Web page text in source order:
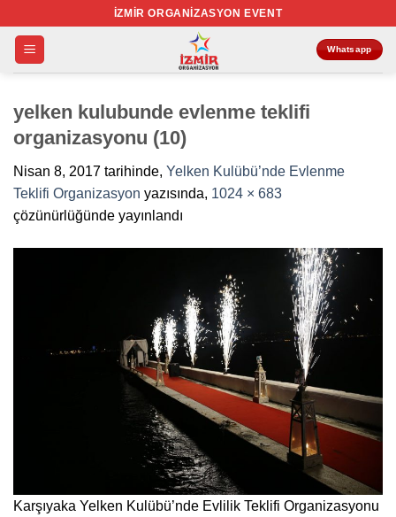
atla
İZMIR ORGANIZASYON EVENT
Whatsapp
yelken kulubunde evlenme teklifi
organizasyonu (10)
Nisan 8, 2017 tarihinde, Yelken Kulübü’nde Evlenme
Teklifi Organizasyon yazısında, 1024 × 683
çözünürlüğünde yayınlandı
Karşıyaka Yelken Kulübü’nde Evlilik Teklifi Organizasyonu